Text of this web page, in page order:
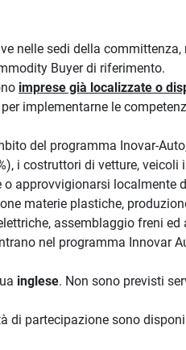
nelle sedi della
Buyer di riferimento.
imprese già localizzate o
implementarne le
del programma Inovar-
i costruttori di vetture,
approvvigionarsi localmente
materie plastiche,
assemblaggio freni
nel programma Innovar
inglese. Non sono previsti
di partecipazione sono